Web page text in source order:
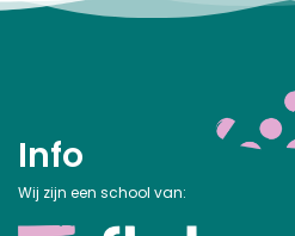
Info
Wij zijn een school van: